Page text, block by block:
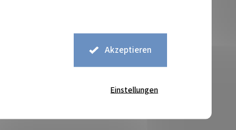
Akzeptieren
Einstellungen
zuverlässiger und sicherer E-Shop